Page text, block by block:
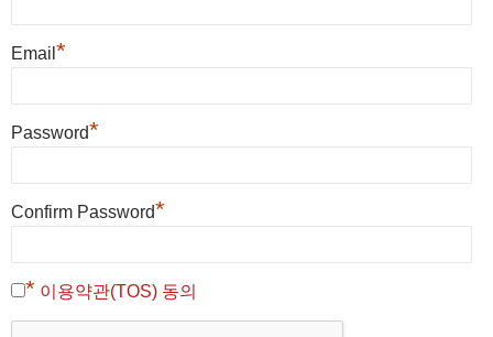
Email *
Password*
Confirm Password*
* 이용약관(TOS) 동의